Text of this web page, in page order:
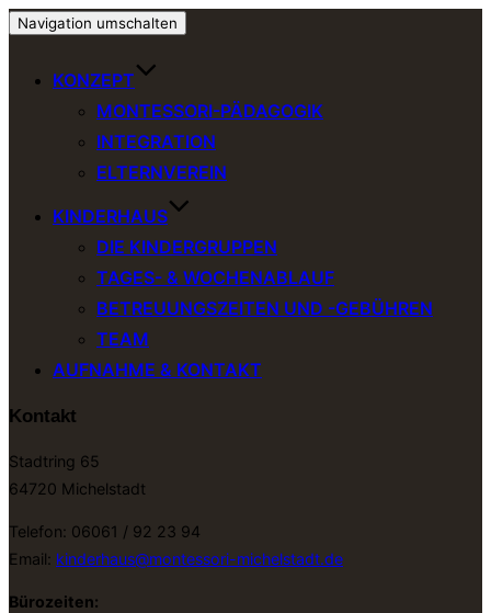
Navigation umschalten
KONZEPT
MONTESSORI-PÄDAGOGIK
INTEGRATION
ELTERNVEREIN
KINDERHAUS
DIE KINDERGRUPPEN
TAGES- & WOCHENABLAUF
BETREUUNGSZEITEN UND -GEBÜHREN
TEAM
AUFNAHME & KONTAKT
Kontakt
Stadtring 65
64720 Michelstadt
Telefon: 06061 / 92 23 94
Email: kinderhaus@montessori-michelstadt.de
Bürozeiten: